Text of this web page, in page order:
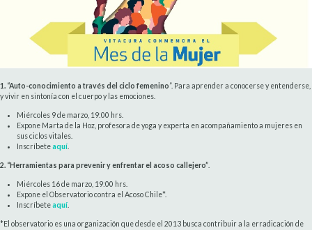
1. “Auto-conocimiento a través del ciclo femenino”. Para aprender a conocerse y entenderse,
y vivir en sintonía con el cuerpo y las emociones.
Miércoles 9 de marzo, 19:00 hrs.
Expone Marta de la Hoz, profesora de yoga y experta en acompañamiento a mujeres en
sus ciclos vitales.
Inscríbeteaquí
2. “Herramientas para prevenir y enfrentar el acoso callejero”
Miércoles 16 de marzo, 19:00 hrs.
Expone el Observatorio contra el Acoso Chile*.
Inscríbeteaquí
*El observatorio es una organización que desde el 2013 busca contribuir a la erradicación de